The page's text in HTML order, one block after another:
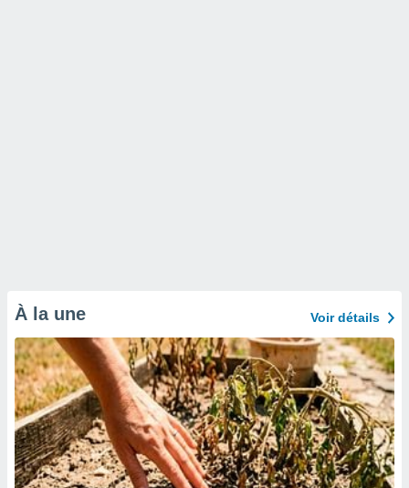
À la une Voir détails